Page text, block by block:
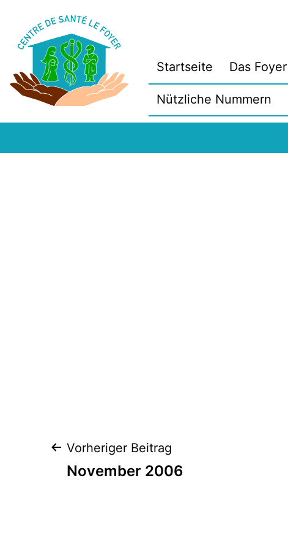
Inhalt
springen
Startseite Das Foyer
Nützliche Nummern
Beitrags-
Navigation
Vorheriger Beitrag
November 2006